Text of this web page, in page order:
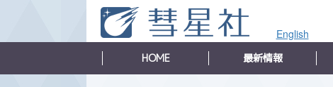
English
HOME 最新情報